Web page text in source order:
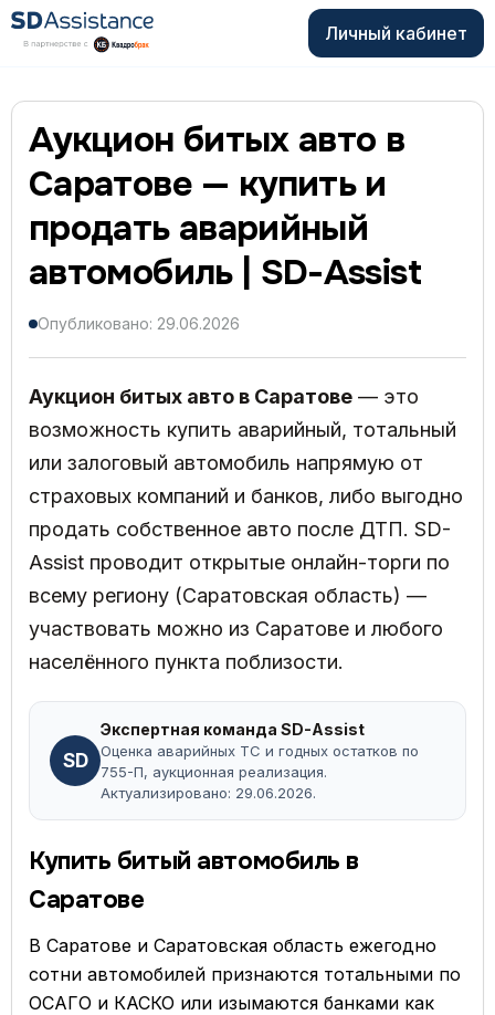
Личный кабинет
Аукцион битых авто в
Саратове — купить и
продать аварийный
автомобиль | SD-Assist
Опубликовано: 29.06.2026
Аукцион битых авто в Саратове — это
возможность купить аварийный, тотальный
или залоговый автомобиль напрямую от
страховых компаний и банков, либо выгодно
продать собственное авто после ДТП. SD-
Assist проводит открытые онлайн-торги по
всему региону (Саратовская область) —
участвовать можно из Саратове и любого
населённого пункта поблизости.
SD
Экспертная команда SD-Assist
Оценка аварийных ТС и годных остатков по
755-П, аукционная реализация.
Актуализировано: 29.06.2026.
Купить битый автомобиль в
Саратове
В Саратове и Саратовская область ежегодно
сотни автомобилей признаются тотальными по
ОСАГО и КАСКО или изымаются банками как